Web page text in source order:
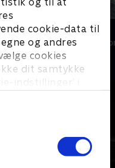
cookie-data til
og andres
cookies
dit samtykke
indstillinger’ i
Korpset
Reality • 8